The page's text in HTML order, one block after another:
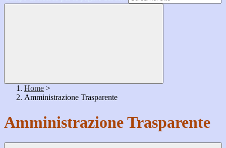
Home >
Amministrazione Trasparente
Amministrazione Trasparente